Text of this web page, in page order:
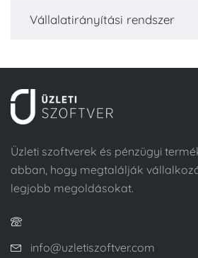
Vállalatirányítási rendszer
Üzleti szoftverek és pénzügyi
abban, hogy megtalálják
legjobb megoldásokat.
info@uzletiszoftver.com